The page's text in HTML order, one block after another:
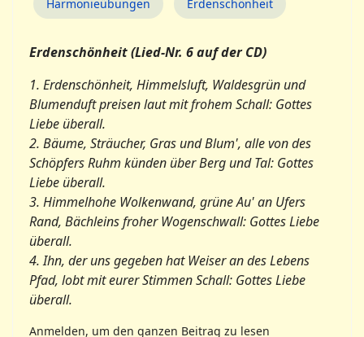
Harmonieübungen Erdenschönheit
Erdenschönheit (Lied-Nr. 6 auf der CD)
1. Erdenschönheit, Himmelsluft, Waldesgrün und
Blumenduft preisen laut mit frohem Schall: Gottes
Liebe überall.
2. Bäume, Sträucher, Gras und Blum', alle von des
Schöpfers Ruhm künden über Berg und Tal: Gottes
Liebe überall.
3. Himmelhohe Wolkenwand, grüne Au' an Ufers
Rand, Bächleins froher Wogenschwall: Gottes Liebe
überall.
4. Ihn, der uns gegeben hat Weiser an des Lebens
Pfad, lobt mit eurer Stimmen Schall: Gottes Liebe
überall.
Anmelden, um den ganzen Beitrag zu lesen